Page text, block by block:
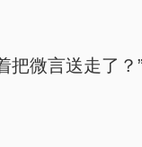
把微言送走了？”